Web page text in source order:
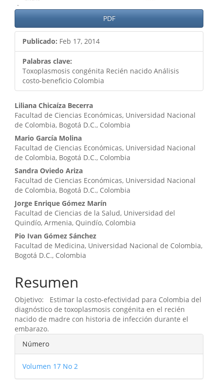
PDF
Publicado: Feb 17, 2014
Palabras clave:
Toxoplasmosis congénita Recién nacido Análisis
costo-beneficio Colombia
Contenido
principal
del
artículo
Liliana Chicaíza Becerra
Facultad de Ciencias Económicas, Universidad Nacional
de Colombia, Bogotá D.C., Colombia
Mario García Molina
Facultad de Ciencias Económicas, Universidad Nacional
de Colombia, Bogotá D.C., Colombia
Sandra Oviedo Ariza
Facultad de Ciencias Económicas, Universidad Nacional
de Colombia, Bogotá D.C., Colombia
Jorge Enrique Gómez Marín
Facultad de Ciencias de la Salud, Universidad del
Quindío, Armenia, Quindío, Colombia
Pio Ivan Gómez Sánchez
Facultad de Medicina, Universidad Nacional de Colombia,
Bogotá D.C., Colombia
Resumen
Objetivo: Estimar la costo-efectividad para Colombia del
diagnóstico de toxoplasmosis congénita en el recién
nacido de madre con historia de infección durante el
embarazo.
Detalles
del
artículo
Número
Volumen 17 No 2